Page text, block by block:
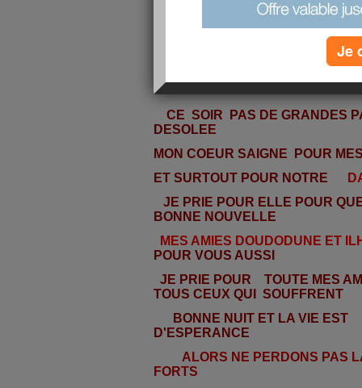
CE SOIR PAS DE GRANDES
DESOLEE
MON COEUR SAIGNE POUR
ET SURTOUT POUR NOTRE
JE PRIE POUR ELLE POUR
BONNE NOUVELLE
MES AMIES DOUDODUNE ET
POUR VOUS AUSSI
JE PRIE POUR TOUTE MES
TOUS CEUX QUI SOUFFRENT
BONNE NUIT ET LA VIE EST
D'ESPERANCE
ALORS NE PERDONS PAS
FORTS
Je